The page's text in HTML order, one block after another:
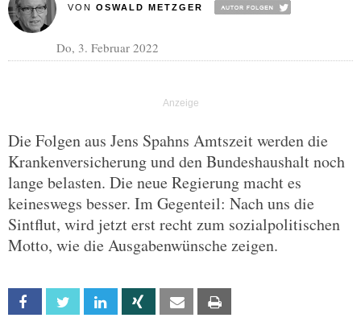
VON OSWALD METZGER
Do, 3. Februar 2022
Die Folgen aus Jens Spahns Amtszeit werden die
Krankenversicherung und den Bundeshaushalt noch
lange belasten. Die neue Regierung macht es
keineswegs besser. Im Gegenteil: Nach uns die
Sintflut, wird jetzt erst recht zum sozialpolitischen
Motto, wie die Ausgabenwünsche zeigen.
Facebook Twitter Linkedin Xing Email